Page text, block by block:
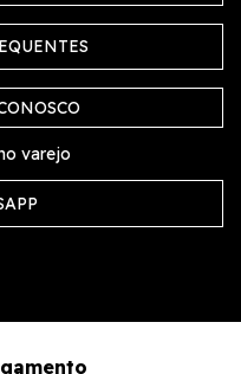
varejo